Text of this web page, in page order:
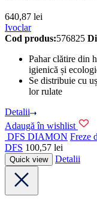
640,87 lei
Ivoclar
Cod produs:576825
Pahar clătire din
igienică și
Se distribuie cu
lor rulate
Detalii
Adaugă în wishlist
DFS DIAMON Freze
DFS 100,57 lei
Quick view Detalii